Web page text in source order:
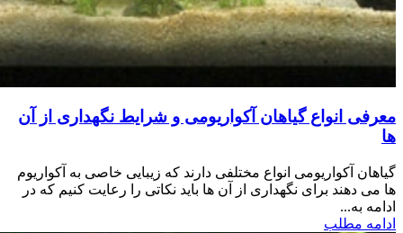
معرفی انواع گیاهان آکواریومی و شرایط نگهداری از آن
ها
گیاهان آکواریومی انواع مختلفی دارند که زیبایی خاصی به آکواریوم
ها می دهند برای نگهداری از آن ها باید نکاتی را رعایت کنیم که در
ادامه به...
ادامه مطلب